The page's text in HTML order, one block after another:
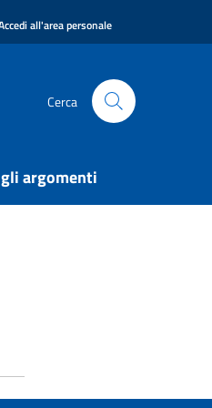
all'area personale
Cerca
argomenti